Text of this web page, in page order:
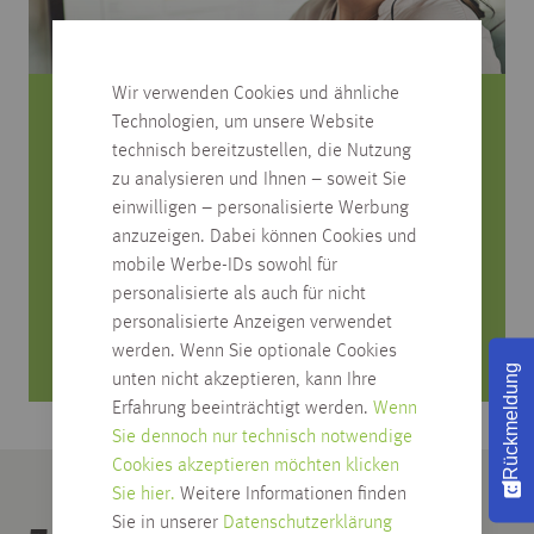
Wir verwenden Cookies und ähnliche
Technologien, um unsere Website
technisch bereitzustellen, die Nutzung
zu analysieren und Ihnen – soweit Sie
einwilligen – personalisierte Werbung
anzuzeigen. Dabei können Cookies und
mobile Werbe-IDs sowohl für
personalisierte als auch für nicht
personalisierte Anzeigen verwendet
werden. Wenn Sie optionale Cookies
unten nicht akzeptieren, kann Ihre
Erfahrung beeinträchtigt werden. Wenn
Sie dennoch nur technisch notwendige
Cookies akzeptieren möchten klicken
Sie hier. Weitere Informationen finden
Sie in unserer Datenschutzerklärung
Sie haben Fragen zum Produkt?
Rufen Sie uns an, wir beraten Sie gerne!
0751/4004-545
produktfrage@habisreutinger.de
Mo. bis Fr. von 8 Uhr bis 18 Uhr
Samstag von 08:30 bis 12:30 Uhr
Rückmeldung